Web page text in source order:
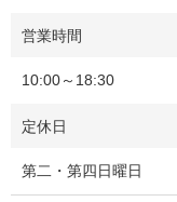
営業時間
10:00～18:30
定休日
第二・第四日曜日